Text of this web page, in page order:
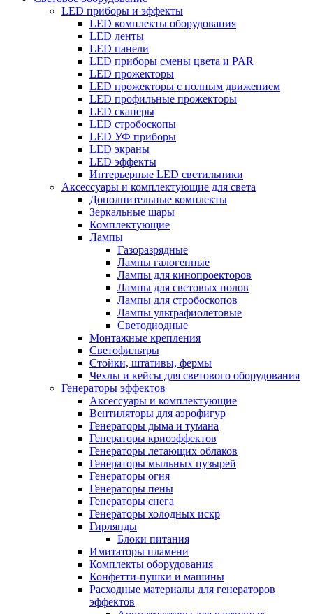
LED приборы и эффекты
LED комплекты оборудования
LED ленты
LED панели
LED приборы смены цвета и PAR
LED прожекторы
LED прожекторы с полным движением
LED профильные прожекторы
LED сканеры
LED стробоскопы
LED УФ приборы
LED экраны
LED эффекты
Интерьерные LED светильники
Аксессуары и комплектующие для света
Дополнительные комплекты
Зеркальные шары
Комплектующие
Лампы
Газоразрядные
Лампы галогенные
Лампы для кинопроекторов
Лампы для световых полов
Лампы для стробоскопов
Лампы ультрафиолетовые
Светодиодные
Монтажные крепления
Светофильтры
Стойки, штативы, фермы
Чехлы и кейсы для светового оборудования
Генераторы эффектов
Аксессуары и комплектующие
Вентиляторы для аэрофигур
Генераторы дыма и тумана
Генераторы криоэффектов
Генераторы летающих облаков
Генераторы мыльных пузырей
Генераторы огня
Генераторы пены
Генераторы снега
Генераторы холодных искр
Гирлянды
Блоки питания
Имитаторы пламени
Комплекты оборудования
Конфетти-пушки и машины
Расходные материалы для генераторов
эффектов